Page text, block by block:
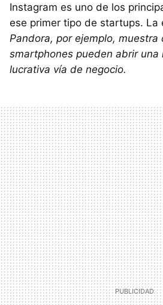
Instagram es uno de los
ese primer tipo de startups. La
Pandora, por ejemplo, muestra
smartphones pueden abrir una
lucrativa vía de negocio.